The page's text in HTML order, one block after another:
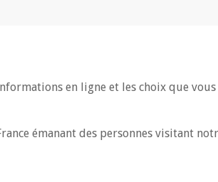
en ligne et les choix que vous
émanant des personnes visitant